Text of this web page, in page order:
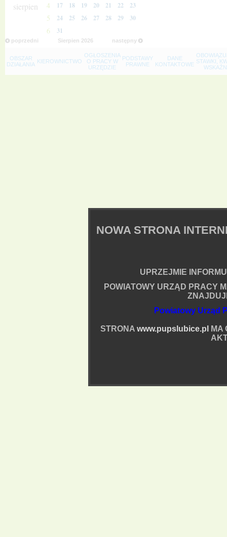
sierpien 4 17 18 19 20 21 22 23
5 24 25 26 27 28 29 30
6 31
poprzedni następny
Sierpien 2026
OBSZAR
DZIAŁANIA KIEROWNICTWO
OGŁOSZENIA
O PRACY W
URZĘDZIE
PODSTAWY
PRAWNE
DANE
KONTAKTOWE STAWKI,
NOWA STRONA
UPRZEJMIE
POWIATOWY URZĄD PRACY
Powiatowy Urząd
STRONA www.pupslubice.pl
MA